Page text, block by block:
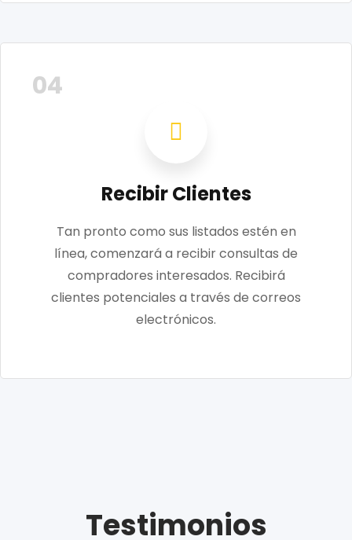
04
Recibir Clientes
Tan pronto como sus listados estén en
línea, comenzará a recibir consultas de
compradores interesados. Recibirá
clientes potenciales a través de correos
electrónicos.
Testimonios